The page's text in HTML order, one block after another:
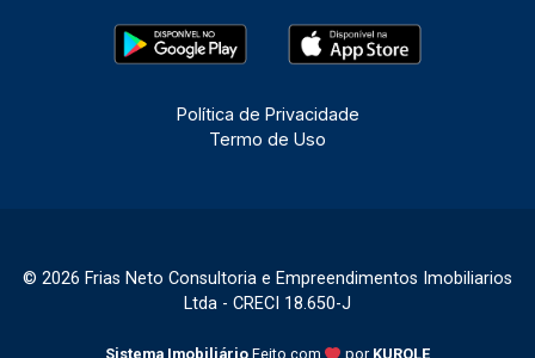
Política de Privacidade
Termo de Uso
© 2026 Frias Neto Consultoria e Empreendimentos Imobiliarios
Ltda - CRECI 18.650-J
Sistema Imobiliário Feito com por KUROLE